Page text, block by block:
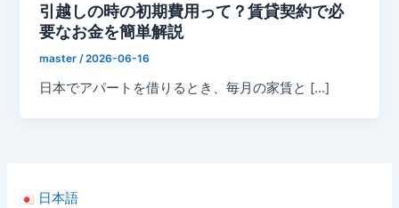
日本語
引越しの時の初期費用って？賃貸契約で必
要なお金を簡単解説
master/2026-06-16
日本でアパートを借りるとき、毎月の家賃と […]